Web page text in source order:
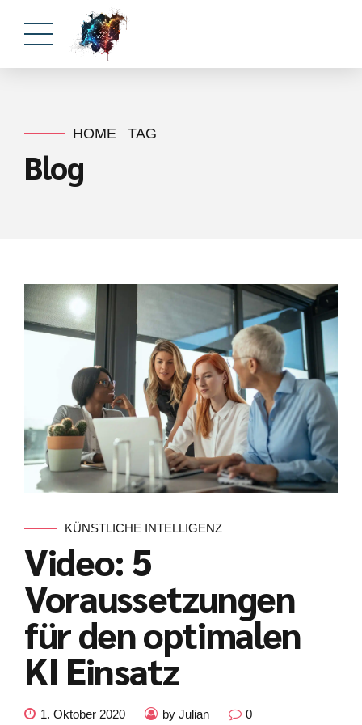
HOME TAG
Blog
KÜNSTLICHE INTELLIGENZ
Video: 5
Voraussetzungen
für den optimalen
KI Einsatz
1. Oktober 2020 by Julian 0
Kundenbewertungen und Erfahrungen zu
SEHR GUT